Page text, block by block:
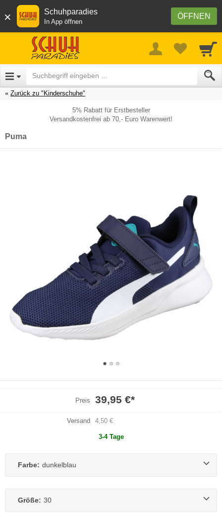
× ÖFFNEN
Schuhparadies
In App öffnen
Zurück zu "Kinderschuhe"
5% Rabatt für Erstbesteller
Versandkostenfrei ab 70,- Euro Warenwert!
Puma
Preis 39,95 €*
Versand 4,50 €
3-4 Tage
Farbe: dunkelblau
Größe: 30